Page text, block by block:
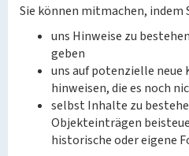
Sie können mitmachen, indem
uns Hinweise zu
geben
uns auf potenzielle neue
hinweisen, die es noch
selbst Inhalte zu
Objekteinträgen
historische oder eigene